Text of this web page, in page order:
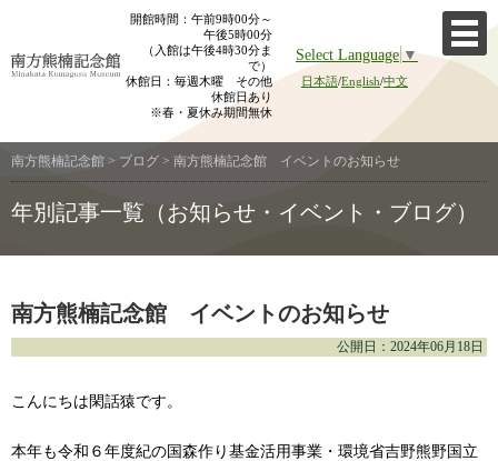
content
開館時間：午前9時00分～
午後5時00分
（入館は午後4時30分ま
で）
休館日：毎週木曜 その他
休館日あり
※春・夏休み期間無休
Select Language▼
日本語/English/中文
南方熊楠記念館 > ブログ > 南方熊楠記念館 イベントのお知らせ
年別記事一覧（お知らせ・イベント・ブログ）
南方熊楠記念館 イベントのお知らせ
公開日：2024年06月18日
こんにちは閑話猿です。
本年も令和６年度紀の国森作り基金活用事業・環境省吉野熊野国立